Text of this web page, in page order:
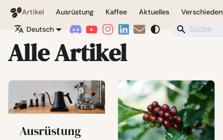
Coffeegeek
Artikel Ausrüstung Kaffee Aktuelles
Deutsch
Alle Artikel
Ausrüstung